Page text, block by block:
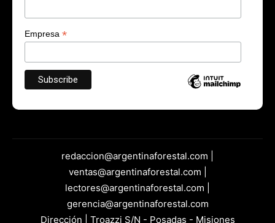
Empresa *
redaccion@argentinaforestal.com |
ventas@argentinaforestal.com |
lectores@argentinaforestal.com |
gerencia@argentinaforestal.com
Dirección | Troazzi S/N - Posadas - Misiones